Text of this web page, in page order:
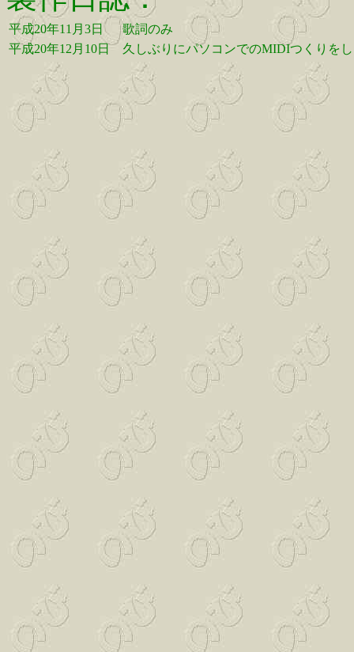
平成20年11月3日
歌詞のみ
平成20年12月10日
久しぶりにパソコンでのMIDIつくりを